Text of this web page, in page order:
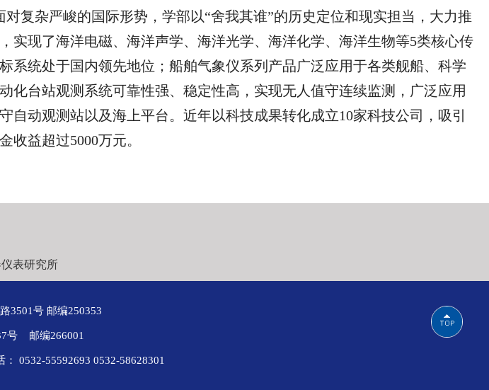
对复杂严峻的国际形势，学部以“舍我其谁”的历史定位和现实担当，大力推
实现了海洋电磁、海洋声学、海洋光学、海洋化学、海洋生物等5类核心传
系统处于国内领先地位；船舶气象仪系列产品广泛应用于各类舰船、科学
化台站观测系统可靠性强、稳定性高，实现无人值守连续监测，广泛应用
自动观测站以及海上平台。近年以科技成果转化成立10家科技公司，吸引
收益超过5000万元。
表研究所
3501号 邮编250353
号 邮编266001
0532-55592693 0532-58628301